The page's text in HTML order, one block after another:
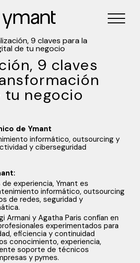
9 claves para la
de tu negocio
9 claves
negocio
de Ymant
informático, outsourcing y
y ciberseguridad
de experiencia, Ymant es
informático, outsourcing
de redes, seguridad y
Armani y Agatha Paris confían en
experimentados para
eficiencia y continuidad
conocimiento, experiencia,
soporte de técnicos
y pymes.